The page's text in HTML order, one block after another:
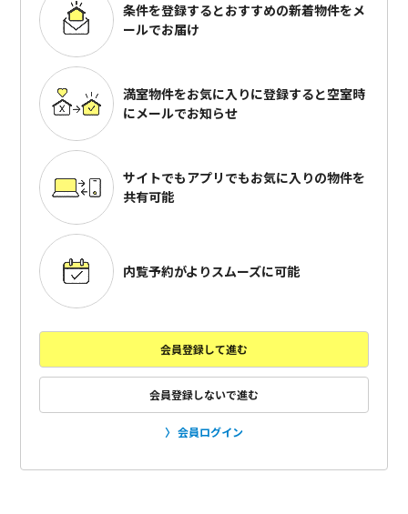
条件を登録するとおすすめの新着物件をメ
ールでお届け
満室物件をお気に入りに登録すると空室時
にメールでお知らせ
サイトでもアプリでもお気に入りの物件を
共有可能
内覧予約がよりスムーズに可能
会員登録して進む
会員登録しないで進む
会員ログイン